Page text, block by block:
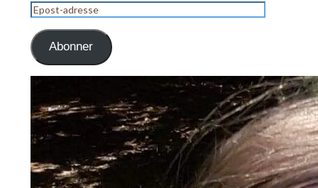
Epost-
adresse
Abonner